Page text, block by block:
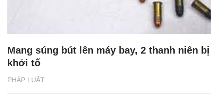
PHÁP LUẬT
Mang súng bút lên máy bay, 2 thanh niên bị
khởi tố